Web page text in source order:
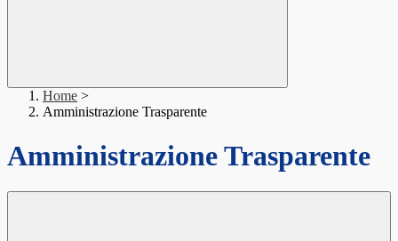
Home >
Amministrazione Trasparente
Amministrazione Trasparente